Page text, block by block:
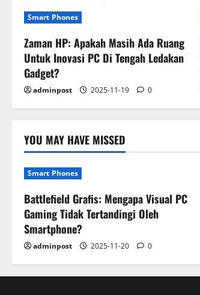
Smart Phones
Zaman HP: Apakah Masih Ada Ruang
Untuk Inovasi PC Di Tengah Ledakan
Gadget?
adminpost 2025-11-19 0
YOU MAY HAVE MISSED
Smart Phones
Battlefield Grafis: Mengapa Visual PC
Gaming Tidak Tertandingi Oleh
Smartphone?
adminpost 2025-11-20 0